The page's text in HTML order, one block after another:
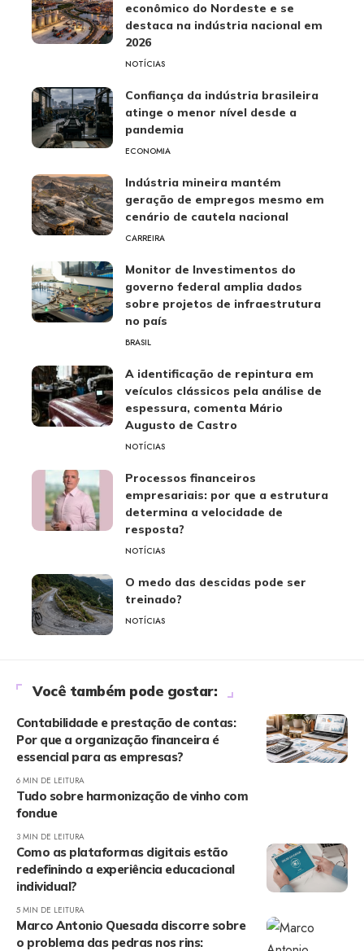
econômico do Nordeste e se
destaca na indústria nacional em
2026
NOTÍCIAS
Confiança da indústria brasileira
atinge o menor nível desde a
pandemia
ECONOMIA
Indústria mineira mantém
geração de empregos mesmo em
cenário de cautela nacional
CARREIRA
Monitor de Investimentos do
governo federal amplia dados
sobre projetos de infraestrutura
no país
BRASIL
A identificação de repintura em
veículos clássicos pela análise de
espessura, comenta Mário
Augusto de Castro
NOTÍCIAS
Processos financeiros
empresariais: por que a estrutura
determina a velocidade de
resposta?
NOTÍCIAS
O medo das descidas pode ser
treinado?
NOTÍCIAS
Você também pode gostar:
Contabilidade e prestação de contas:
Por que a organização financeira é
essencial para as empresas?
6 MIN DE LEITURA
Tudo sobre harmonização de vinho com
fondue
3 MIN DE LEITURA
Como as plataformas digitais estão
redefinindo a experiência educacional
individual?
5 MIN DE LEITURA
Marco Antonio Quesada discorre sobre
o problema das pedras nos rins: